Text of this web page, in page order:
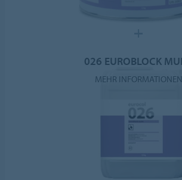
026 EUROBLOCK
MEHR INFORMATIONEN